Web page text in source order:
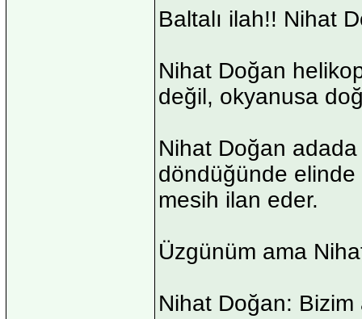
Baltalı ilah!! Nihat
Nihat Doğan
değil, okyanusa
Nihat Doğan adada
döndüğünde elinde
mesih ilan eder.
Üzgünüm ama
Nihat Doğan: Bizim